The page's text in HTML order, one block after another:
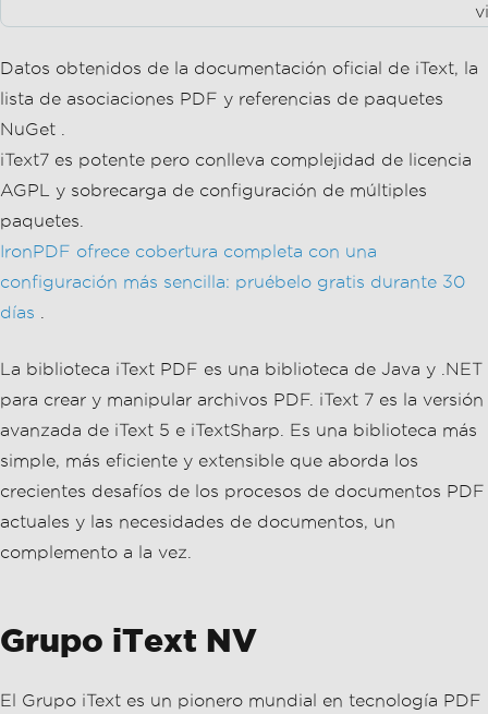
Datos obtenidos de la documentación oficial de iText, la
lista de asociaciones PDF y referencias de paquetes
NuGet .
iText7 es potente pero conlleva complejidad de licencia
AGPL y sobrecarga de configuración de múltiples
paquetes.
IronPDF ofrece cobertura completa con una
configuración más sencilla: pruébelo gratis durante 30
días
La biblioteca iText PDF es una biblioteca de Java y .NET
para crear y manipular archivos PDF. iText 7 es la versión
avanzada de iText 5 e iTextSharp. Es una biblioteca más
simple, más eficiente y extensible que aborda los
crecientes desafíos de los procesos de documentos PDF
actuales y las necesidades de documentos, un
complemento a la vez.
Grupo iText NV
El Grupo iText es un pionero mundial en tecnología PDF